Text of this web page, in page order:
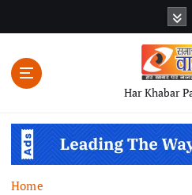
Har Khabar
Home